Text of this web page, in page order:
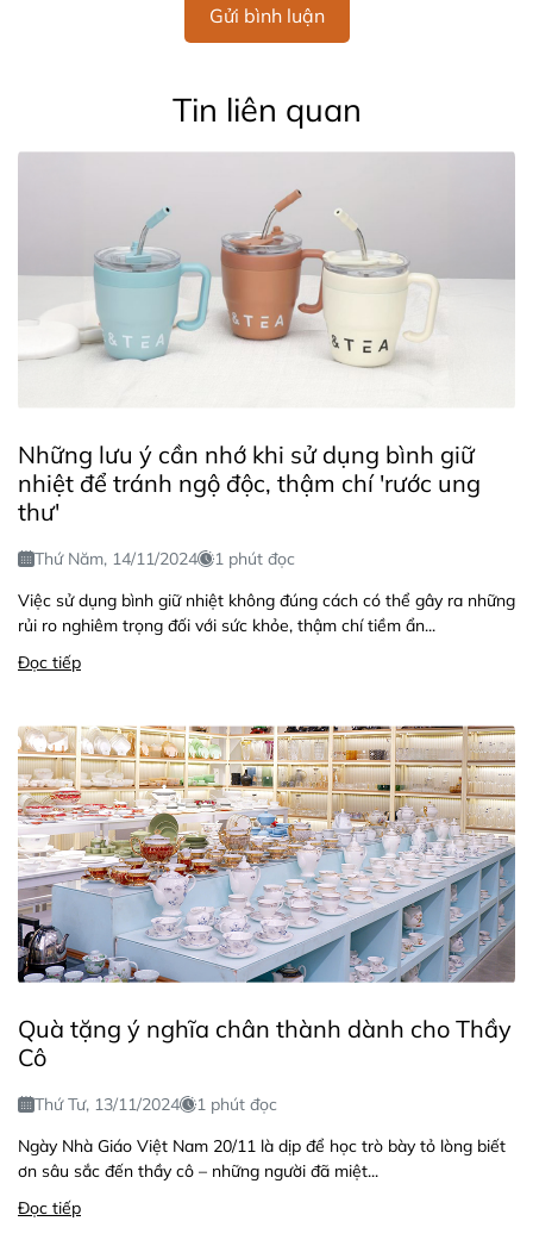
Gửi bình luận
Tin liên quan
Những lưu ý cần nhớ khi sử dụng bình giữ
nhiệt để tránh ngộ độc, thậm chí 'rước ung
thư'
Thứ Năm, 14/11/2024
1 phút đọc
Việc sử dụng bình giữ nhiệt không đúng cách có thể gây ra những
rủi ro nghiêm trọng đối với sức khỏe, thậm chí tiềm ẩn...
Đọc tiếp
Quà tặng ý nghĩa chân thành dành cho Thầy
Cô
Thứ Tư, 13/11/2024
1 phút đọc
Ngày Nhà Giáo Việt Nam 20/11 là dịp để học trò bày tỏ lòng biết
ơn sâu sắc đến thầy cô – những người đã miệt...
Đọc tiếp